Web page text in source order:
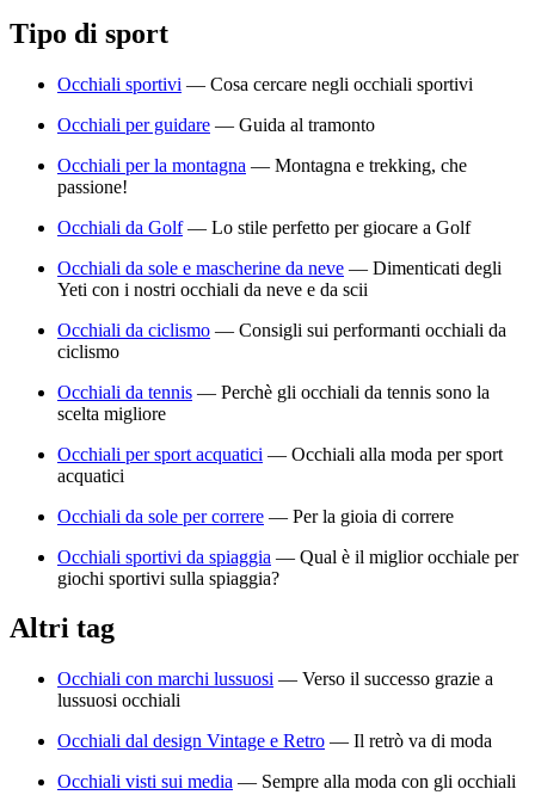
Tipo di sport
Occhiali sportivi — Cosa cercare negli occhiali sportivi
Occhiali per guidare — Guida al tramonto
Occhiali per la montagna — Montagna e trekking, che
passione!
Occhiali da Golf— Lo stile perfetto per giocare a Golf
Occhiali da sole e mascherine da neve — Dimenticati degli
Yeti con i nostri occhiali da neve e da scii
Occhiali da ciclismo — Consigli sui performanti occhiali da
ciclismo
Occhiali da tennis — Perchè gli occhiali da tennis sono la
scelta migliore
Occhiali per sport acquatici — Occhiali alla moda per sport
acquatici
Occhiali da sole per correre — Per la gioia di correre
Occhiali sportivi da spiaggia — Qual è il miglior occhiale per
giochi sportivi sulla spiaggia?
Altri tag
Occhiali con marchi lussuosi — Verso il successo grazie a
lussuosi occhiali
Occhiali dal design Vintage e Retro — Il retrò va di moda
Occhiali visti sui media — Sempre alla moda con gli occhiali